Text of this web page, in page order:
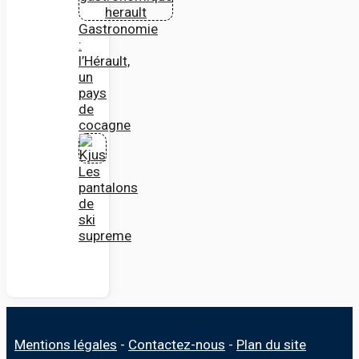
Gastronomie
:
l’Hérault,
un
pays
de
cocagne
Les
pantalons
de
ski
supreme
Mentions légales - Contactez-nous - Plan du site